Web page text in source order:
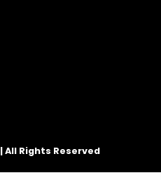
| All Rights Reserved